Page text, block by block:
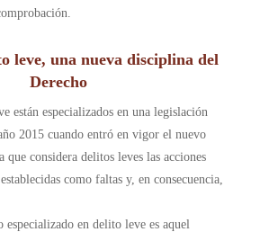
leve, una nueva disciplina del
Derecho
están especializados en una legislación
2015 cuando entró en vigor el nuevo
que considera delitos leves las acciones
como faltas y, en consecuencia,
especializado en delito leve es aquel